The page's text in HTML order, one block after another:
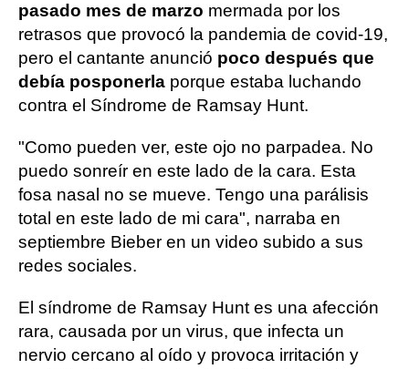
pasado mes de marzo mermada por los
retrasos que provocó la pandemia de covid-19,
pero el cantante anunció poco después que
debía posponerla porque estaba luchando
contra el Síndrome de Ramsay Hunt.
"Como pueden ver, este ojo no parpadea. No
puedo sonreír en este lado de la cara. Esta
fosa nasal no se mueve. Tengo una parálisis
total en este lado de mi cara", narraba en
septiembre Bieber en un video subido a sus
redes sociales.
El síndrome de Ramsay Hunt es una afección
rara, causada por un virus, que infecta un
nervio cercano al oído y provoca irritación y